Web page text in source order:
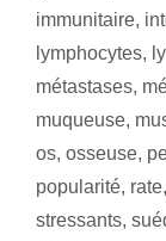
immunitaire,
lymphocytes,
métastases,
muqueuse,
os, osseuse,
popularité, rate,
stressants,